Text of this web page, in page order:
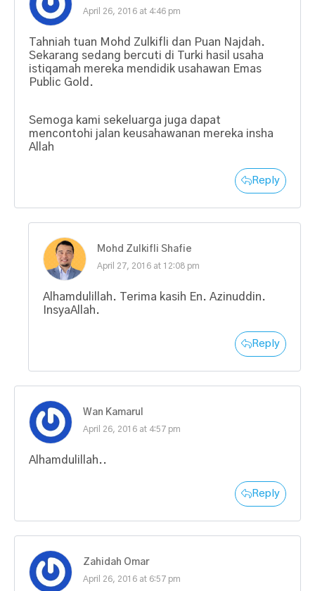
April 26, 2016 at 4:46 pm
Tahniah tuan Mohd Zulkifli dan Puan Najdah.
Sekarang sedang bercuti di Turki hasil usaha
istiqamah mereka mendidik usahawan Emas
Public Gold.
Semoga kami sekeluarga juga dapat
mencontohi jalan keusahawanan mereka insha
Allah
Reply
Mohd Zulkifli Shafie
April 27, 2016 at 12:08 pm
Alhamdulillah. Terima kasih En. Azinuddin.
InsyaAllah.
Reply
Wan Kamarul
April 26, 2016 at 4:57 pm
Alhamdulillah..
Reply
Zahidah Omar
April 26, 2016 at 6:57 pm